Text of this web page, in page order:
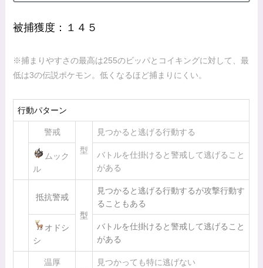
被捕獲度：１４５
※捕まりやすさの最高は255のビッパとコイキングに対して、最
低は3の伝説ポケモン。低くなるほど捕まりにくい。
行動パターン
警戒
型
見つかると逃げる行動する
ムック
ル
バトルを仕掛けると警戒して逃げること
がある
抵抗警戒
型
見つかると逃げる行動するが攻撃行動す
ることもある
オドシ
シ
バトルを仕掛けると警戒して逃げること
がある
温厚
見つかっても特に逃げない